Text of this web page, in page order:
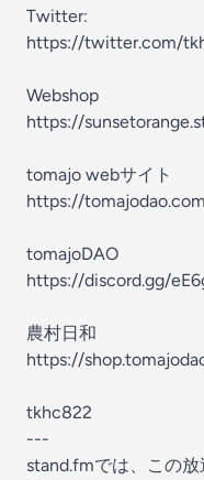
Twitter:
https://twitter.com/
Webshop
https://
tomajo webサイト
https://tomajodao.com
tomajoDAO
https://discord.gg/
農村日和
https://
tkhc822
---
stand.fmでは、この